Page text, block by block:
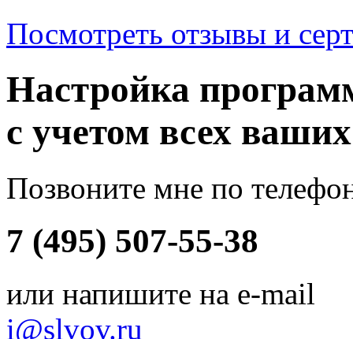
Посмотреть отзывы и
Настройка
с учетом всех
Позвоните мне по
7 (495) 507-55-38
или напишите на e-mail
i@slvov.ru